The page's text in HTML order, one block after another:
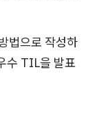
법으로 작성하
수 TIL을 발표